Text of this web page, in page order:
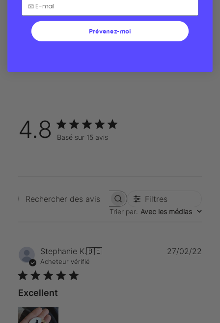
4.8 Basé sur 15 avis
Rechercher des avisFiltres
Trier par: Avec les médias
Stephanie K.🇧🇪
Acheteur vérifié
Excellent
27/02/22
Prévenez-moi